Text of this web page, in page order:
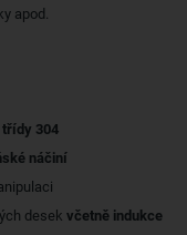
apod.
304
náčiní
desek včetně indukce